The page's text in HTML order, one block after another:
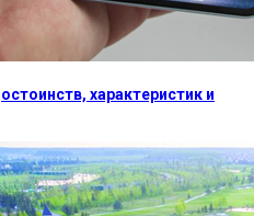
характеристик и